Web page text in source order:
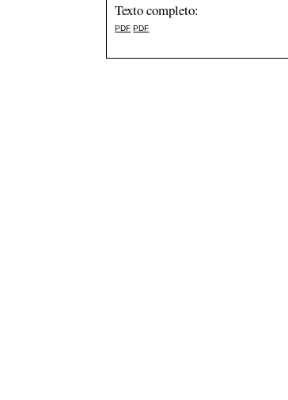
Texto completo:
PDF PDF